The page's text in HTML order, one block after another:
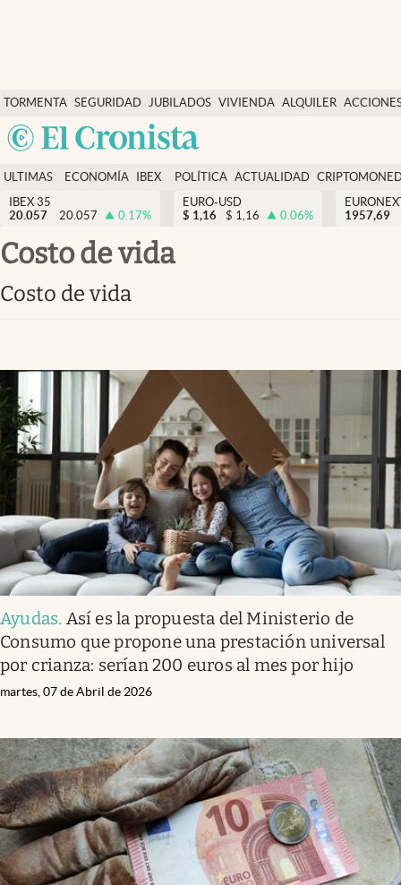
TORMENTA SEGURIDAD
SOCIAL
JUBILADOS VIVIENDA ALQUILER
USA
Economía y finanzas
Política
Actualidad
Criptomonedas
España
ULTIMAS
NOTICIAS
ECONOMÍA
FINANZAS
IBEX
EURO
POLÍTICA ACTUALIDAD
IBEX 35
20.057
20.057 0.17%
EURO-USD
$ 1,16 $ 1,16 0.06%
1957,69
Costo de vida
Costo de vida
Ayudas. Así es la propuesta del Ministerio de
Consumo que propone una prestación universal
por crianza: serían 200 euros al mes por hijo
martes, 07 de Abril de 2026